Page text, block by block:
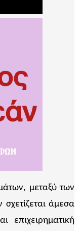
μεταξύ των
άμεσα
επιχειρηματική